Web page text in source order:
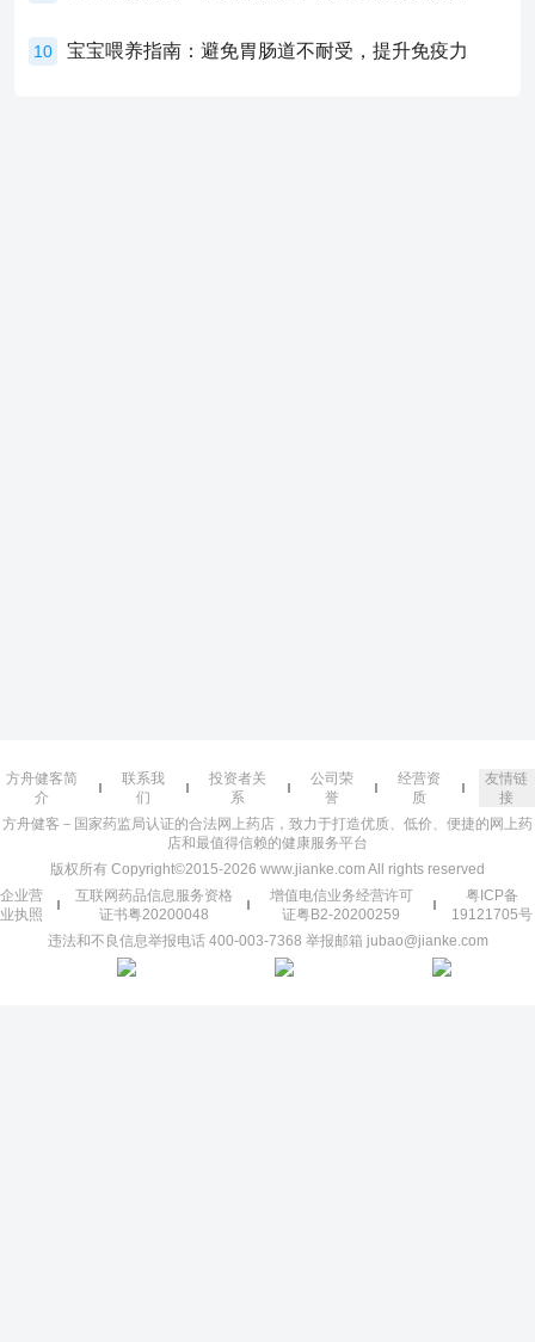
10 宝宝喂养指南：避免胃肠道不耐受，提升免疫力
方舟健客简
介
联系我
们
投资者关
系
公司荣
誉
经营资
质
友情链
接
方舟健客－国家药监局认证的合法网上药店，致力于打造优质、低价、便捷的网上药
店和最值得信赖的健康服务平台
版权所有 Copyright©2015-2026 www.jianke.com All rights reserved
企业营
业执照
互联网药品信息服务资格
证书粤20200048
增值电信业务经营许可
证粤B2-20200259
粤ICP备
19121705号
违法和不良信息举报电话 400-003-7368 举报邮箱 jubao@jianke.com